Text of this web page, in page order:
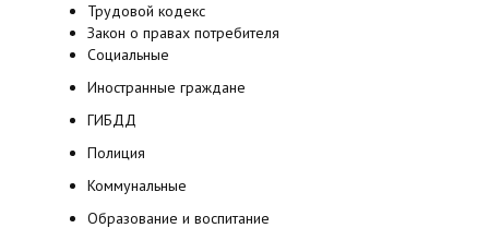
Трудовой кодекс
Закон о правах потребителя
Социальные
Иностранные граждане
ГИБДД
Полиция
Коммунальные
Образование и воспитание